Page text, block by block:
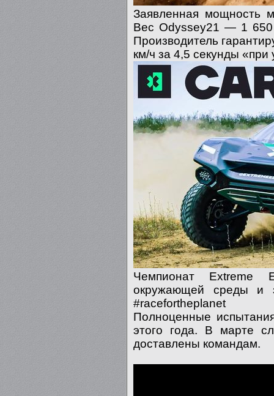
Заявленная мощность
Вес Odyssey21 — 1
Производитель
км/ч за 4,5 секунды «при
Чемпионат Extreme
окружающей среды и
#racefortheplanet
Полноценные
этого года. В марте
доставлены командам.